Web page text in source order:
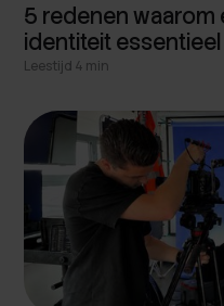
5 redenen waarom
identiteit essentieel
Leestijd 4 min